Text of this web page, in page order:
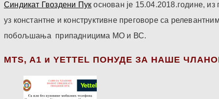
Синдикат Гвоздени Пук основан је 15.04.2018.године,
уз константне и конструктивне преговоре са
побољшања припадницима МО и ВС.
МТS, A1 и YETTEL ПОНУДЕ ЗА НАШЕ